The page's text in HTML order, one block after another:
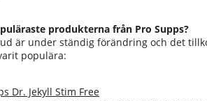
produkterna från Pro Supps?
är under ständig förändring och det
populära:
Dr. Jekyll Stim Free